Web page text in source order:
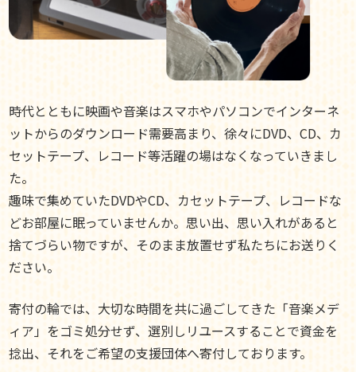
時代とともに映画や音楽はスマホやパソコンでインターネ
ットからのダウンロード需要高まり、徐々にDVD、CD、カ
セットテープ、レコード等活躍の場はなくなっていきまし
た。
趣味で集めていたDVDやCD、カセットテープ、レコードな
どお部屋に眠っていませんか。思い出、思い入れがあると
捨てづらい物ですが、そのまま放置せず私たちにお送りく
ださい。
寄付の輪では、大切な時間を共に過ごしてきた「音楽メデ
ィア」をゴミ処分せず、選別しリユースすることで資金を
捻出、それをご希望の支援団体へ寄付しております。